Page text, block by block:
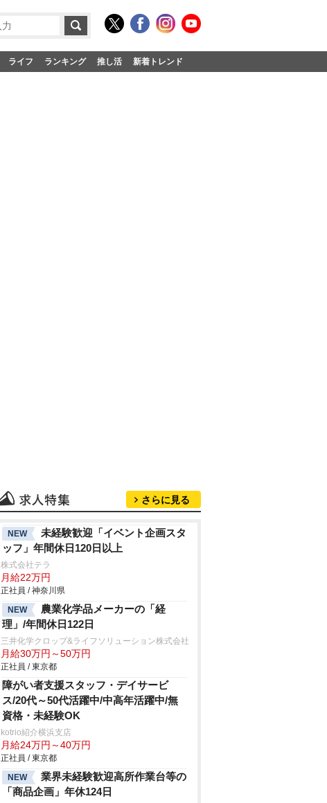
ライフ ランキング 推し活 新着トレンド
さらに見る
NEW
未経験歓迎「イベント企画スタ
ッフ」年間休日120日以上
株式会社テラ
月給22万円
正社員 / 神奈川県
NEW
農業化学品メーカーの「経
理」/年間休日122日
三井化学クロップ&ライフソリューション株式会社
月給30万円～50万円
正社員 / 東京都
障がい者支援スタッフ・デイサービ
ス/20代～50代活躍中/中高年活躍中/無
資格・未経験OK
kotrio紹介横浜支店
月給24万円～40万円
正社員 / 東京都
NEW
業界未経験歓迎高所作業台等の
「商品企画」年休124日